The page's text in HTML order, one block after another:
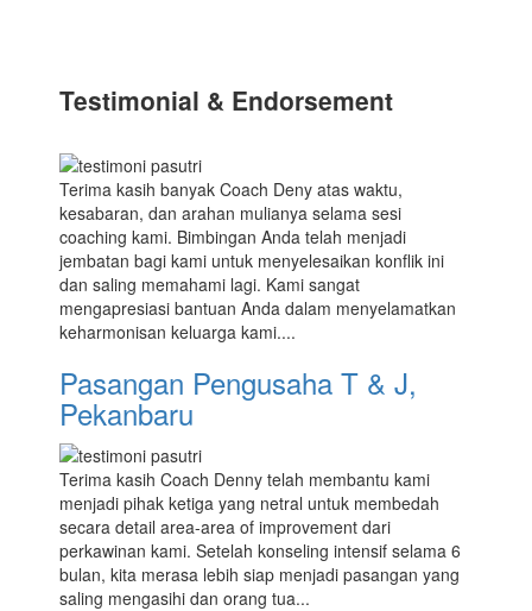
Testimonial & Endorsement
Terima kasih banyak Coach Deny atas waktu,
kesabaran, dan arahan mulianya selama sesi
coaching kami. Bimbingan Anda telah menjadi
jembatan bagi kami untuk menyelesaikan konflik ini
dan saling memahami lagi. Kami sangat
mengapresiasi bantuan Anda dalam menyelamatkan
keharmonisan keluarga kami....
Pasangan Pengusaha T & J,
Pekanbaru
Terima kasih Coach Denny telah membantu kami
menjadi pihak ketiga yang netral untuk membedah
secara detail area-area of improvement dari
perkawinan kami. Setelah konseling intensif selama 6
bulan, kita merasa lebih siap menjadi pasangan yang
saling mengasihi dan orang tua...